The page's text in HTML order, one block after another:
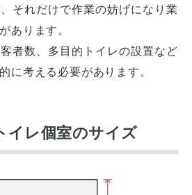
それだけで作業の妨げになり業
あります。
者数、多目的トイレの設置など
に考える必要があります。
イレ個室のサイズ